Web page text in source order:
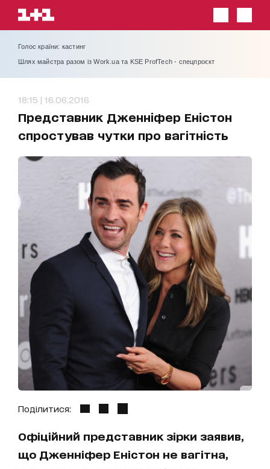
Голос країни: кастинг
Шлях майстра разом із Work.ua та KSE ProfTech - спецпроєкт
18:15 | 16.06.2016
Представник Дженніфер Еністон
спростував чутки про вагітність
Поділитися:
Офіційний представник зірки заявив,
що Дженніфер Еністон не вагітна,